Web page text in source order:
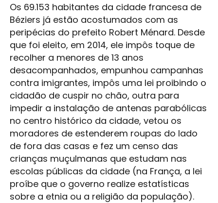
Os 69.153 habitantes da cidade francesa de
Béziers já estão acostumados com as
peripécias do prefeito Robert Ménard. Desde
que foi eleito, em 2014, ele impôs toque de
recolher a menores de 13 anos
desacompanhados, empunhou campanhas
contra imigrantes, impôs uma lei proibindo o
cidadão de cuspir no chão, outra para
impedir a instalação de antenas parabólicas
no centro histórico da cidade, vetou os
moradores de estenderem roupas do lado
de fora das casas e fez um censo das
crianças muçulmanas que estudam nas
escolas públicas da cidade (na França, a lei
proíbe que o governo realize estatísticas
sobre a etnia ou a religião da população).